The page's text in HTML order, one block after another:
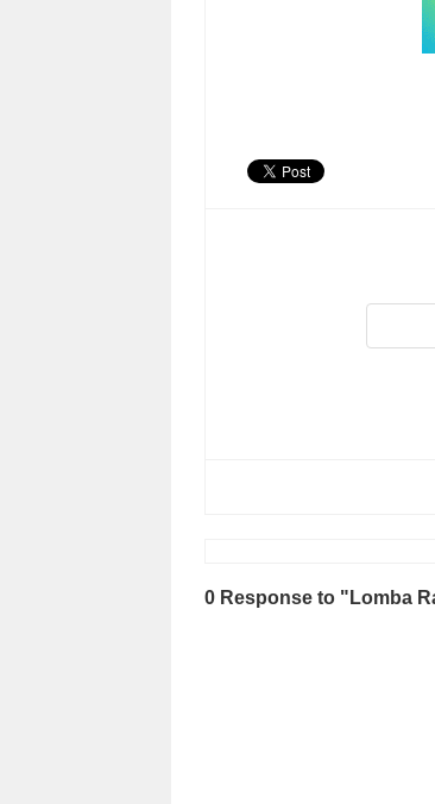
0 Response to "Lomba